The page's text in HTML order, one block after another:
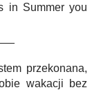
in Summer you
przekonana,
wakacji bez